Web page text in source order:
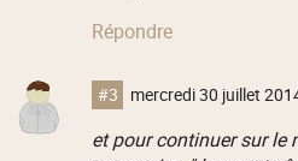
Répondre
#3 mercredi 30 juillet
et pour continuer sur le